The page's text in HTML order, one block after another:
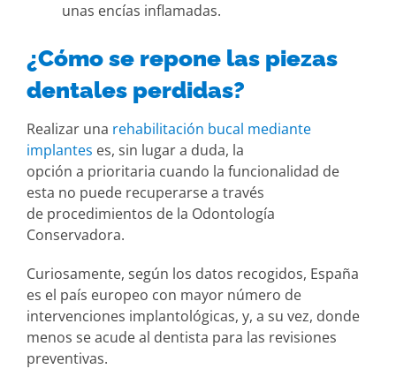
unas encías inflamadas.
¿Cómo se repone las piezas
dentales perdidas?
Realizar una rehabilitación bucal mediante
implantes es, sin lugar a duda, la
opción a prioritaria cuando la funcionalidad de
esta no puede recuperarse a través
de procedimientos de la Odontología
Conservadora.
Curiosamente, según los datos recogidos, España
es el país europeo con mayor número de
intervenciones implantológicas, y, a su vez, donde
menos se acude al dentista para las revisiones
preventivas.